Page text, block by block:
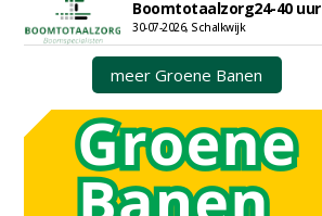
Boomtotaalzorg24-40 uur
30-07-2026, Schalkwijk
meer Groene Banen